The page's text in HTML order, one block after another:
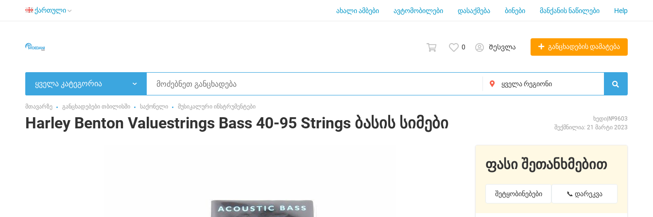
ქართული ახალი ამბები ავტომობილები დასაქმება ბინები მანქანის ნაწილები Help
0 Შესვლა განცხადების დამატება
ყველა კატეგორია
მთავარზე განცხადებები თბილისში საქონელი მუსიკალური ინსტრუმენტები
Harley Benton Valuestrings Bass 40-95 Strings ბასის სიმები
ხედი|№9603
შექმნილია: 21 მარტი 2023
ფასი შეთანხმებით
შეტყობინებები 📞 დარეკვა